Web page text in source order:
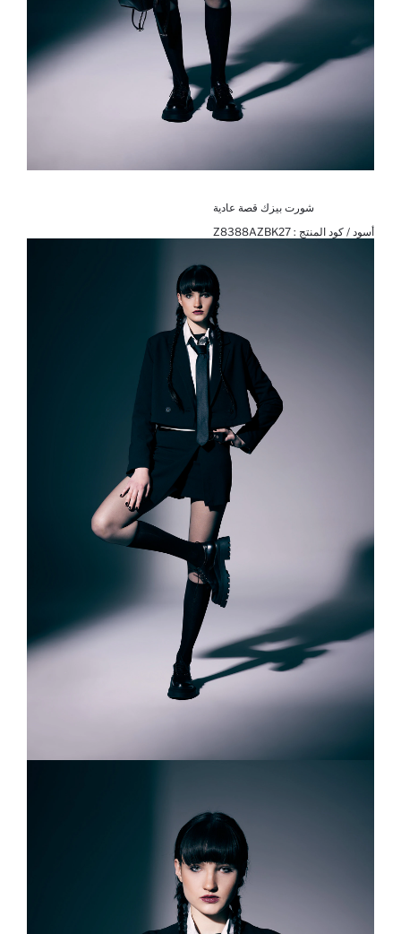
شورت بيزك قصة عادية
أسود / كود المنتج : Z8388AZBK27